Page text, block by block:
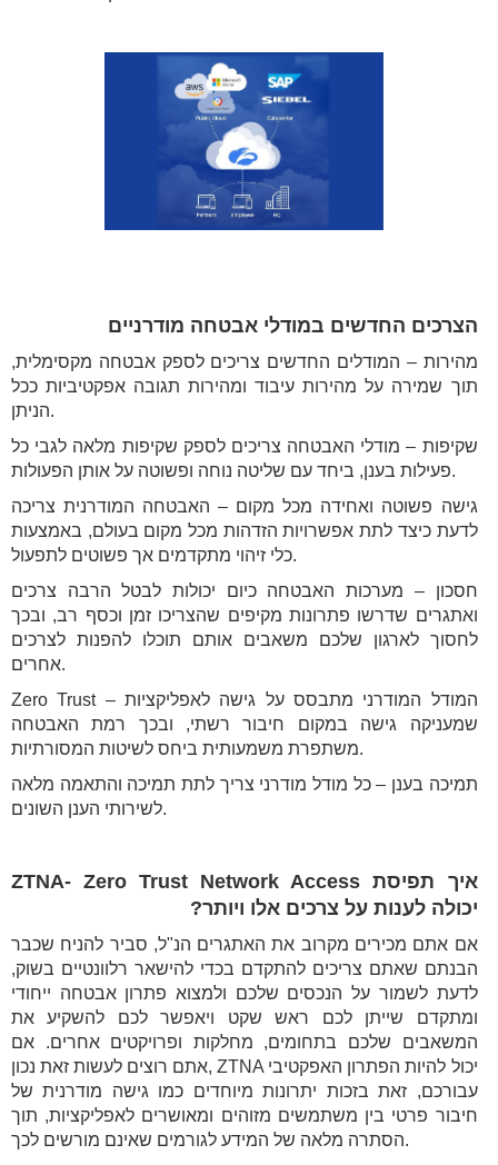
הצרכים החדשים במודלי אבטחה מודרניים
מהירות – המודלים החדשים צריכים לספק אבטחה מקסימלית,
תוך שמירה על מהירות עיבוד ומהירות תגובה אפקטיביות ככל
הניתן.
שקיפות – מודלי האבטחה צריכים לספק שקיפות מלאה לגבי כל
פעילות בענן, ביחד עם שליטה נוחה ופשוטה על אותן הפעולות.
גישה פשוטה ואחידה מכל מקום – האבטחה המודרנית צריכה
לדעת כיצד לתת אפשרויות הזדהות מכל מקום בעולם, באמצעות
כלי זיהוי מתקדמים אך פשוטים לתפעול.
חסכון – מערכות האבטחה כיום יכולות לבטל הרבה צרכים
ואתגרים שדרשו פתרונות מקיפים שהצריכו זמן וכסף רב, ובכך
לחסוך לארגון שלכם משאבים אותם תוכלו להפנות לצרכים
אחרים.
Zero Trust – המודל המודרני מתבסס על גישה לאפליקציות
שמעניקה גישה במקום חיבור רשתי, ובכך רמת האבטחה
משתפרת משמעותית ביחס לשיטות המסורתיות.
תמיכה בענן – כל מודל מודרני צריך לתת תמיכה והתאמה מלאה
לשירותי הענן השונים.
איך תפיסת ZTNA- Zero Trust Network Access
יכולה לענות על צרכים אלו ויותר?
אם אתם מכירים מקרוב את האתגרים הנ"ל, סביר להניח שכבר
הבנתם שאתם צריכים להתקדם בכדי להישאר רלוונטיים בשוק,
לדעת לשמור על הנכסים שלכם ולמצוא פתרון אבטחה ייחודי
ומתקדם שייתן לכם ראש שקט ויאפשר לכם להשקיע את
המשאבים שלכם בתחומים, מחלקות ופרויקטים אחרים. אם
אתם רוצים לעשות זאת נכון, ZTNA יכול להיות הפתרון האפקטיבי
עבורכם, זאת בזכות יתרונות מיוחדים כמו גישה מודרנית של
חיבור פרטי בין משתמשים מזוהים ומאושרים לאפליקציות, תוך
הסתרה מלאה של המידע לגורמים שאינם מורשים לכך.